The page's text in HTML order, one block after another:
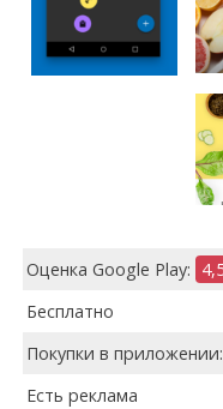
Оценка Google Play:
Бесплатно
Покупки в
Есть реклама